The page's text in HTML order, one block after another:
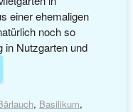
einer ehemaligen
noch so
in Nutzgarten und
, Basilikum,